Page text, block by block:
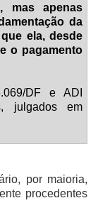
mas apenas
da
ela, desde
o pagamento
DF e ADI
julgados em
por maioria,
procedentes